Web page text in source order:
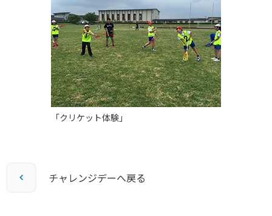
「クリケット体験」
チャレンジデーへ戻る